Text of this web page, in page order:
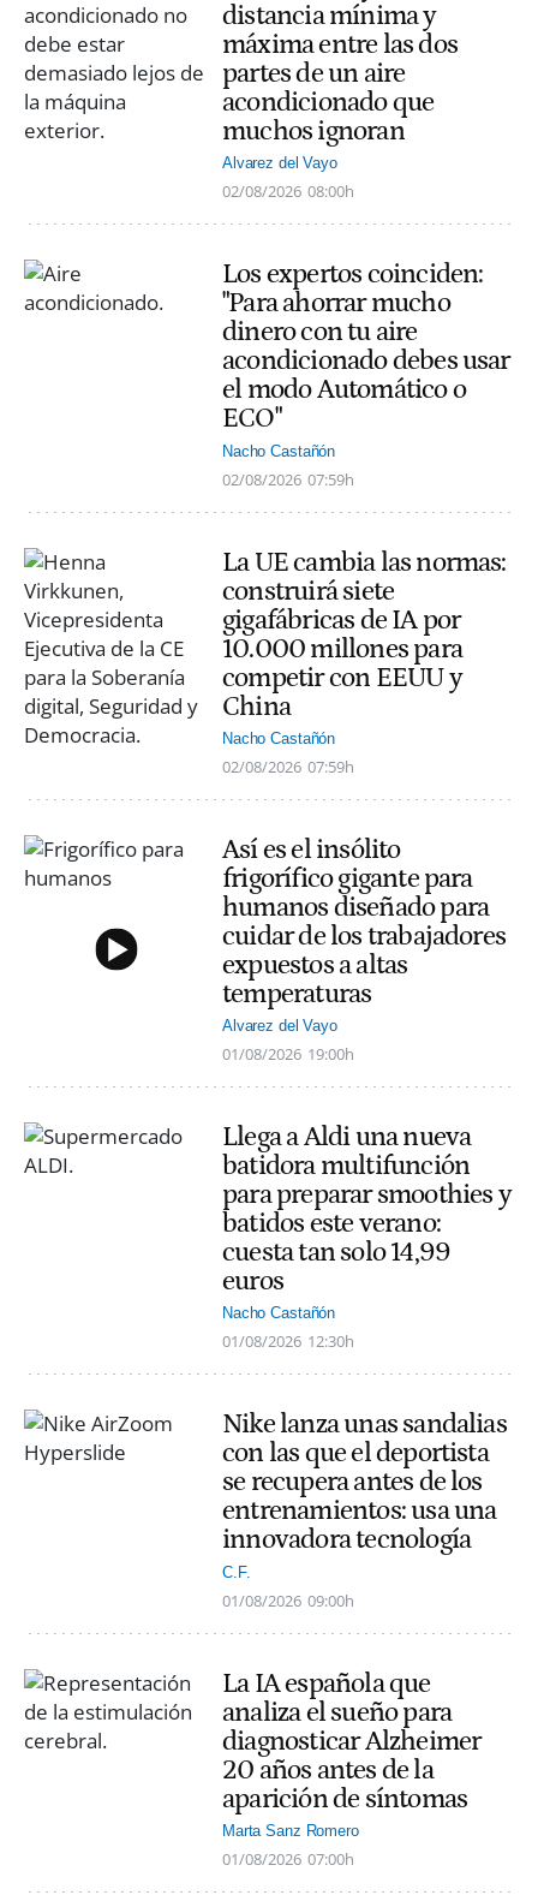
distancia mínima y
máxima entre las dos
partes de un aire
acondicionado que
muchos ignoran
Alvarez del Vayo
02/08/2026 08:00h
Los expertos coinciden:
"Para ahorrar mucho
dinero con tu aire
acondicionado debes usar
el modo Automático o
ECO"
Nacho Castañón
02/08/2026 07:59h
La UE cambia las normas:
construirá siete
gigafábricas de IA por
10.000 millones para
competir con EEUU y
China
Nacho Castañón
02/08/2026 07:59h
Así es el insólito
frigorífico gigante para
humanos diseñado para
cuidar de los trabajadores
expuestos a altas
temperaturas
Alvarez del Vayo
01/08/2026 19:00h
Llega a Aldi una nueva
batidora multifunción
para preparar smoothies y
batidos este verano:
cuesta tan solo 14,99
euros
Nacho Castañón
01/08/2026 12:30h
Nike lanza unas sandalias
con las que el deportista
se recupera antes de los
entrenamientos: usa una
innovadora tecnología
C.F.
01/08/2026 09:00h
La IA española que
analiza el sueño para
diagnosticar Alzheimer
20 años antes de la
aparición de síntomas
Marta Sanz Romero
01/08/2026 07:00h